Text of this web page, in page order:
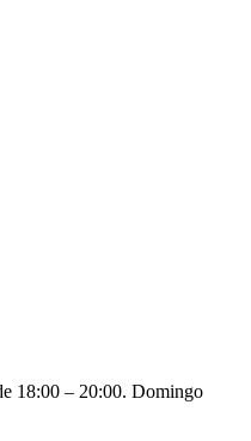
18:00 – 20:00. Domingo